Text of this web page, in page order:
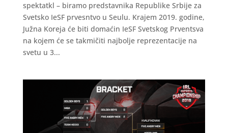
spektatkl – biramo predstavnika Republike Srbije za
Svetsko IeSF prvesntvo u Seulu. Krajem 2019. godine,
Južna Koreja će biti domaćin IeSF Svetskog Prventsva
na kojem će se takmičiti najbolje reprezentacije na
svetu u 3...